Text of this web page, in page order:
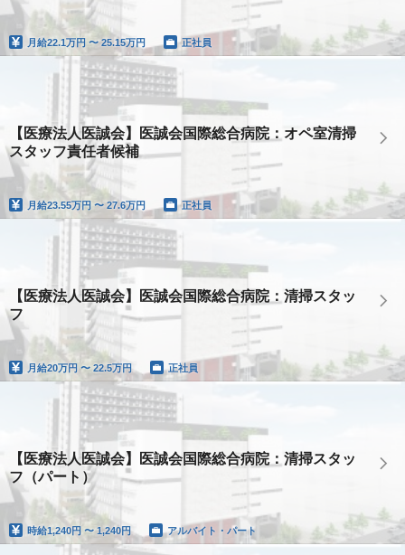
月給22.1万円 〜 25.15万円 正社員
【医療法人医誠会】医誠会国際総合病院：オペ室清掃
スタッフ責任者候補
月給23.55万円 〜 27.6万円 正社員
【医療法人医誠会】医誠会国際総合病院：清掃スタッ
フ
月給20万円 〜 22.5万円 正社員
【医療法人医誠会】医誠会国際総合病院：清掃スタッ
フ（パート）
時給1,240円 〜 1,240円 アルバイト・パート